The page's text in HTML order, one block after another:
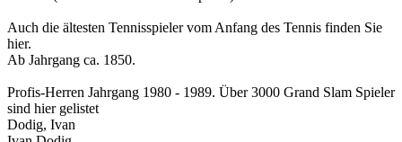
Auch die ältesten Tennisspieler vom Anfang des Tennis finden Sie
hier.
Ab Jahrgang ca. 1850.
Profis-Herren Jahrgang 1980 - 1989. Über 3000 Grand Slam Spieler
sind hier gelistet
Dodig, Ivan